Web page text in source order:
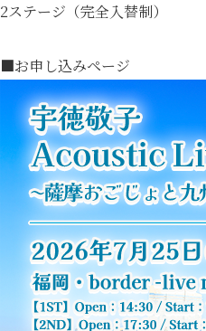
2ステージ（完全入替制）
■お申し込みページ